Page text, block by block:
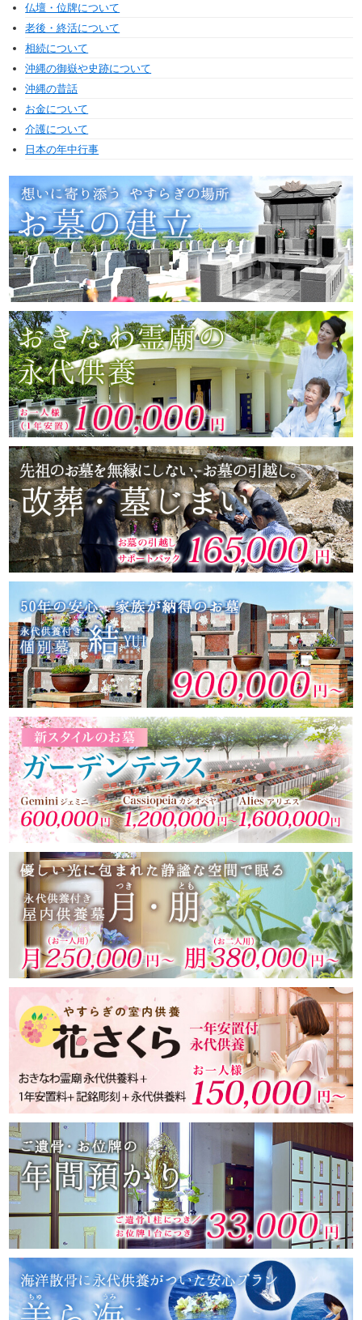
仏壇・位牌について
老後・終活について
相続について
沖縄の御嶽や史跡について
沖縄の昔話
お金について
介護について
日本の年中行事